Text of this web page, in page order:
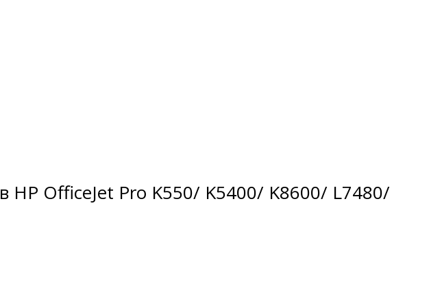
OfficeJet Pro K550/ K5400/ K8600/ L7480/